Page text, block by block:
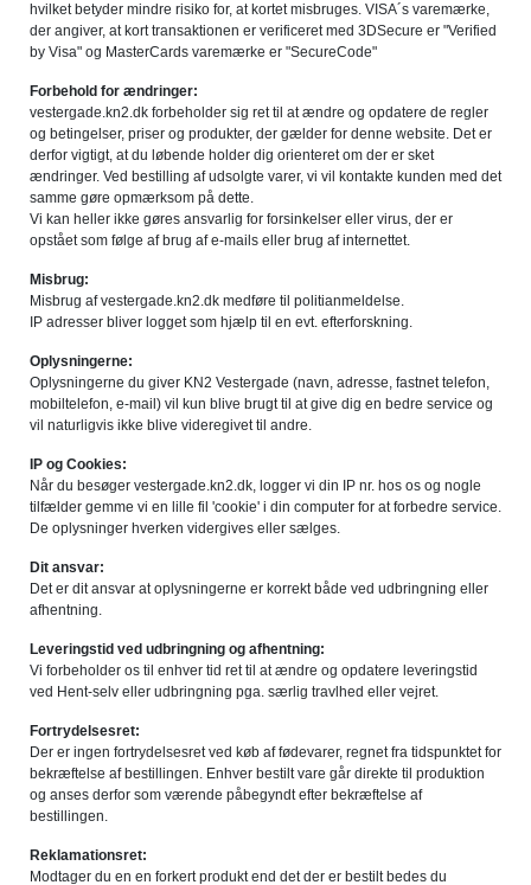
hvilket betyder mindre risiko for, at kortet misbruges. VISA´s varemærke,
der angiver, at kort transaktionen er verificeret med 3DSecure er "Verified
by Visa" og MasterCards varemærke er "SecureCode"
Forbehold for ændringer:
vestergade.kn2.dk forbeholder sig ret til at ændre og opdatere de regler
og betingelser, priser og produkter, der gælder for denne website. Det er
derfor vigtigt, at du løbende holder dig orienteret om der er sket
ændringer. Ved bestilling af udsolgte varer, vi vil kontakte kunden med det
samme gøre opmærksom på dette.
Vi kan heller ikke gøres ansvarlig for forsinkelser eller virus, der er
opstået som følge af brug af e-mails eller brug af internettet.
Misbrug:
Misbrug af vestergade.kn2.dk medføre til politianmeldelse.
IP adresser bliver logget som hjælp til en evt. efterforskning.
Oplysningerne:
Oplysningerne du giver KN2 Vestergade (navn, adresse, fastnet telefon,
mobiltelefon, e-mail) vil kun blive brugt til at give dig en bedre service og
vil naturligvis ikke blive videregivet til andre.
IP og Cookies:
Når du besøger vestergade.kn2.dk, logger vi din IP nr. hos os og nogle
tilfælder gemme vi en lille fil 'cookie' i din computer for at forbedre service.
De oplysninger hverken vidergives eller sælges.
Dit ansvar:
Det er dit ansvar at oplysningerne er korrekt både ved udbringning eller
afhentning.
Leveringstid ved udbringning og afhentning:
Vi forbeholder os til enhver tid ret til at ændre og opdatere leveringstid
ved Hent-selv eller udbringning pga. særlig travlhed eller vejret.
Fortrydelsesret:
Der er ingen fortrydelsesret ved køb af fødevarer, regnet fra tidspunktet for
bekræftelse af bestillingen. Enhver bestilt vare går direkte til produktion
og anses derfor som værende påbegyndt efter bekræftelse af
bestillingen.
Reklamationsret:
Modtager du en en forkert produkt end det der er bestilt bedes du